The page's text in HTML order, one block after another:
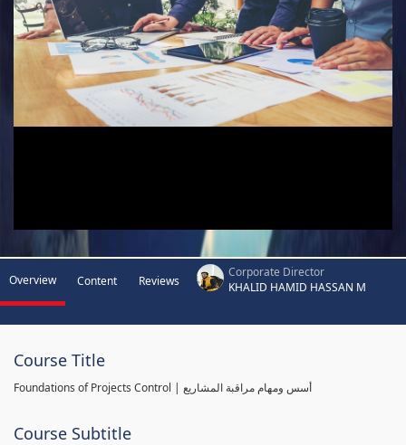
Overview Content Reviews
Corporate Director
KHALID HAMID HASSAN M
Course Title
Foundations of Projects Control | أسس ومهام مراقبة المشاريع
Course Subtitle